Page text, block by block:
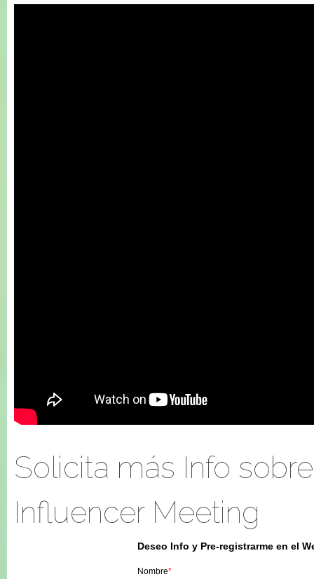
Solicita más Info
Influencer Meeting
Deseo Info y Pre-registrarme en el
Nombre*